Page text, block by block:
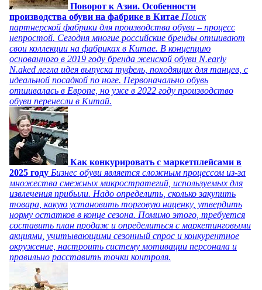
Поворот к Азии. Особенности
производства обуви на фабрике в Китае Поиск
партнерской фабрики для производства обуви – процесс
непростой. Сегодня многие российские бренды отшивают
свои коллекции на фабриках в Китае. В концепцию
основанного в 2019 году бренда женской обуви N.early
N.aked легла идея выпуска туфель, походящих для танцев, с
идеальной посадкой по ноге. Первоначально обувь
отшивалась в Европе, но уже в 2022 году производство
обуви перенесли в Китай.
Как конкурировать с маркетплейсами в
2025 году Бизнес обуви является сложным процессом из-за
множества смежных микростратегий, используемых для
извлечения прибыли. Надо определить, сколько закупить
товара, какую установить торговую наценку, утвердить
норму остатков в конце сезона. Помимо этого, требуется
составить план продаж и определиться с маркетинговыми
акциями, учитывающими сезонный спрос и конкурентное
окружение, настроить систему мотивации персонала и
правильно расставить точки контроля.